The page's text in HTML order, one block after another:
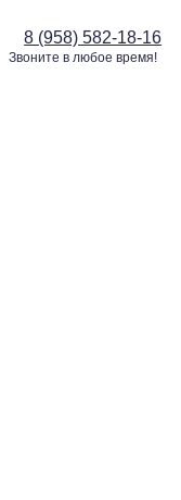
8 (958) 582-18-16
Звоните в любое время!